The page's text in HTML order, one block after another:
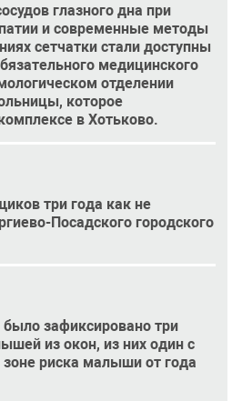
глазного дна при
и современные методы
сетчатки стали доступны
медицинского
отделении
которое
в Хотьково.
три года как не
Посадского городского
зафиксировано три
из окон, из них один с
риска малыши от года